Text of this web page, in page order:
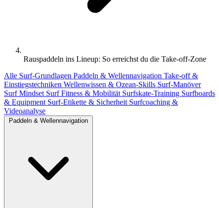
Rauspaddeln ins Lineup: So erreichst du die Take-off-Zone
Alle Surf-Grundlagen Paddeln & Wellennavigation Take-off &
Einstiegstechniken Wellenwissen & Ozean-Skills Surf-Manöver
Surf Mindset Surf Fitness & Mobilität Surfskate-Training Surfboards
& Equipment Surf-Etikette & Sicherheit Surfcoaching &
Videoanalyse
Paddeln & Wellennavigation